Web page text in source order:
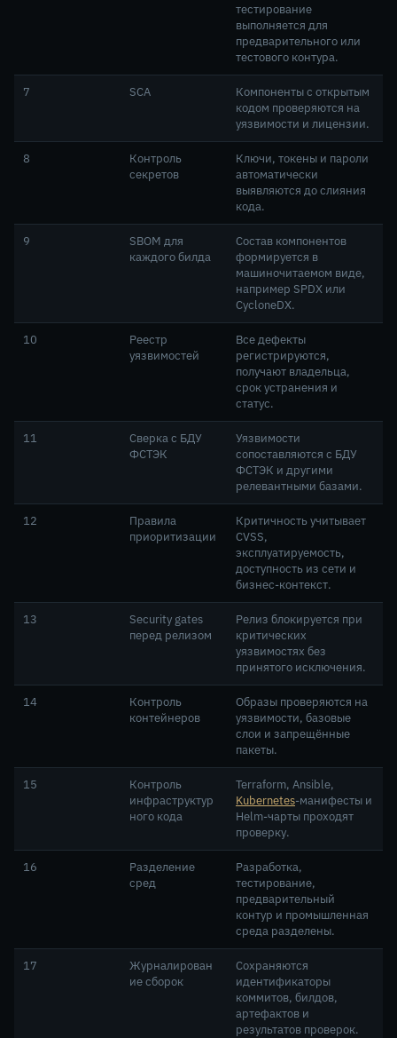
тестирование
выполняется для
предварительного или
тестового контура.
7 SCA
Компоненты с открытым
кодом проверяются на
уязвимости и лицензии.
8
Контроль
секретов
Ключи, токены и пароли
автоматически
выявляются до слияния
кода.
9
SBOM для
каждого билда
Состав компонентов
формируется в
машиночитаемом виде,
например SPDX или
CycloneDX.
10
Реестр
уязвимостей
Все дефекты
регистрируются,
получают владельца,
срок устранения и
статус.
11
Сверка с БДУ
ФСТЭК
Уязвимости
сопоставляются с БДУ
ФСТЭК и другими
релевантными базами.
12
Правила
приоритизации
Критичность учитывает
CVSS,
эксплуатируемость,
доступность из сети и
бизнес-контекст.
13
Security gates
перед релизом
Релиз блокируется при
критических
уязвимостях без
принятого исключения.
14
Контроль
контейнеров
Образы проверяются на
уязвимости, базовые
слои и запрещённые
пакеты.
15
Контроль
инфраструктур
ного кода
Terraform, Ansible,
Kubernetes-манифесты и
Helm-чарты проходят
проверку.
16
Разделение
сред
Разработка,
тестирование,
предварительный
контур и промышленная
среда разделены.
17
Журналирован
ие сборок
Сохраняются
идентификаторы
коммитов, билдов,
артефактов и
результатов проверок.